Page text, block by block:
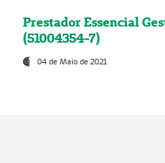
Prestador Essencial
(51004354-7)
04 de Maio de 2021